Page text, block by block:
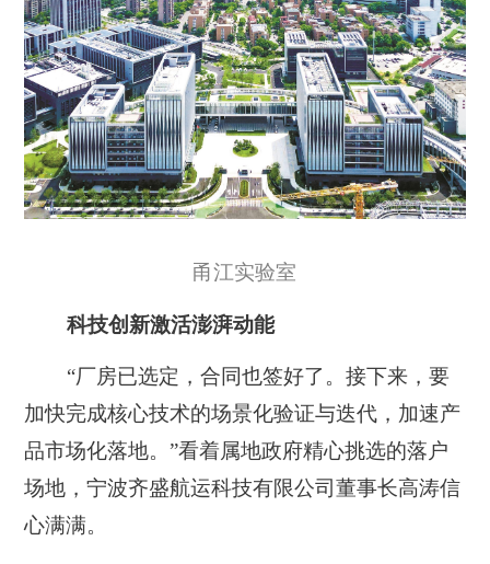
甬江实验室
科技创新激活澎湃动能
“厂房已选定，合同也签好了。接下来，要
加快完成核心技术的场景化验证与迭代，加速产
品市场化落地。”看着属地政府精心挑选的落户
场地，宁波齐盛航运科技有限公司董事长高涛信
心满满。